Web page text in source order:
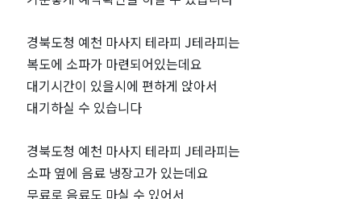
샵
추
천
｜
경북도청 예천 마사지 테라피 J테라피는
복도에 소파가 마련되어있는데요
대기시간이 있을시에 편하게 앉아서
대기하실 수 있습니다
경북도청 예천 마사지 테라피 J테라피는
소파 옆에 음료 냉장고가 있는데요
무료로 음료도 마실 수 있어서